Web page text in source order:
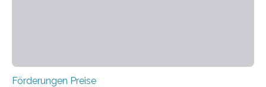
Förderungen Preise